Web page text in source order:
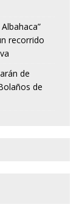
recorrido
de
de